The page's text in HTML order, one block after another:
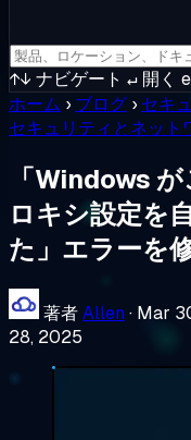
↑↓ ナビゲート ↵ 開く
ホーム › ブログ › セキ
セキュリティとネット
「Windows
ロキシ設定を
た」エラーを
著者Allen · Mar
28, 2025